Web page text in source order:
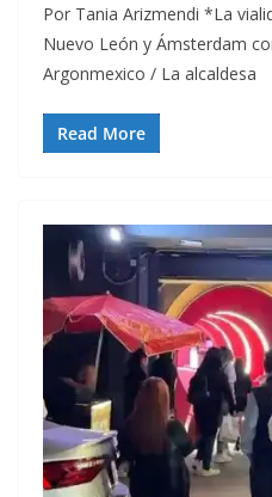
Por Tania Arizmendi *La
Nuevo León y Ámsterdam
Argonmexico / La alcaldesa
Read More